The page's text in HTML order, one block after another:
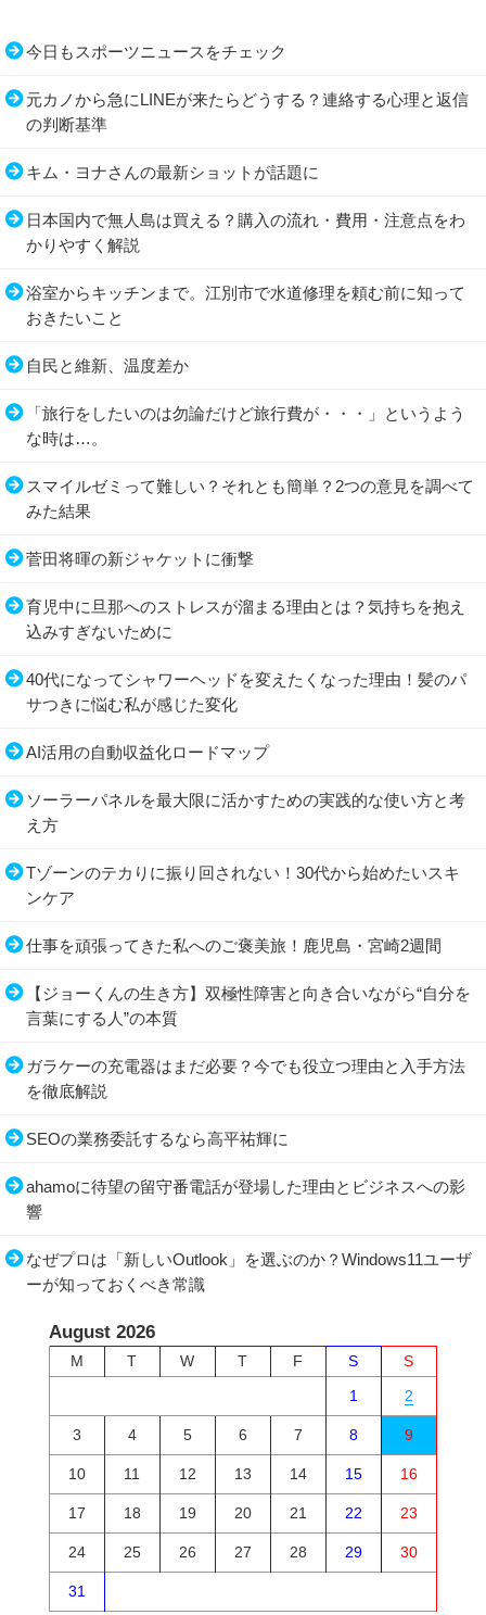
今日もスポーツニュースをチェック
元カノから急にLINEが来たらどうする？連絡する心理と返信
の判断基準
キム・ヨナさんの最新ショットが話題に
日本国内で無人島は買える？購入の流れ・費用・注意点をわ
かりやすく解説
浴室からキッチンまで。江別市で水道修理を頼む前に知って
おきたいこと
自民と維新、温度差か
「旅行をしたいのは勿論だけど旅行費が・・・」というよう
な時は…。
スマイルゼミって難しい？それとも簡単？2つの意見を調べて
みた結果
菅田将暉の新ジャケットに衝撃
育児中に旦那へのストレスが溜まる理由とは？気持ちを抱え
込みすぎないために
40代になってシャワーヘッドを変えたくなった理由！髪のパ
サつきに悩む私が感じた変化
AI活用の自動収益化ロードマップ
ソーラーパネルを最大限に活かすための実践的な使い方と考
え方
Tゾーンのテカりに振り回されない！30代から始めたいスキ
ンケア
仕事を頑張ってきた私へのご褒美旅！鹿児島・宮崎2週間
【ジョーくんの生き方】双極性障害と向き合いながら“自分を
言葉にする人”の本質
ガラケーの充電器はまだ必要？今でも役立つ理由と入手方法
を徹底解説
SEOの業務委託するなら高平祐輝に
ahamoに待望の留守番電話が登場した理由とビジネスへの影
響
なぜプロは「新しいOutlook」を選ぶのか？Windows11ユーザ
ーが知っておくべき常識
August 2026
M T W T F S
S
1
2
3 4 5 6 7 8 9
10 11 12 13 14 15 16
17 18 19 20 21 22 23
24 25 26 27 28 29 30
31